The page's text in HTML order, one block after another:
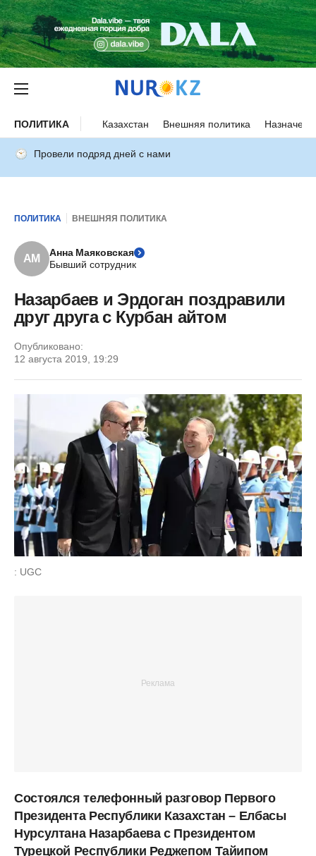
ПОЛИТИКА Казахстан Внешняя политика
Провели подряд дней с нами
ПОЛИТИКА ВНЕШНЯЯ ПОЛИТИКА
АМ
Анна Маяковская
Бывший сотрудник
Назарбаев и Эрдоган поздравили
друг друга с Курбан айтом
Опубликовано:
12 августа 2019, 19:29
: UGC
Состоялся телефонный разговор Первого
Президента Республики Казахстан – Елбасы
Нурсултана Назарбаева с Президентом
Турецкой Республики Реджепом Тайипом